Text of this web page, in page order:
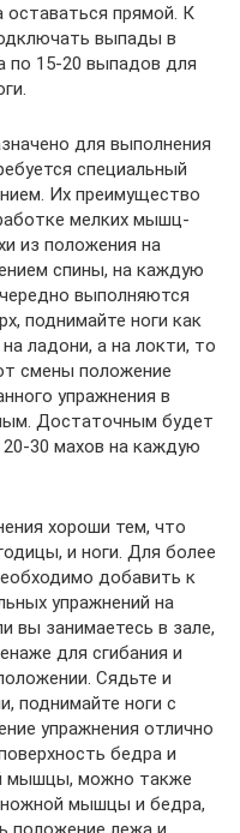
оставаться прямой. К
выпады в
по 15-20 выпадов для
для выполнения
специальный
Их преимущество
мелких мышц-
из положения на
спины, на каждую
выполняются
поднимайте ноги как
ладони, а на локти, то
смены положение
упражнения в
Достаточным будет
30 махов на каждую
хороши тем, что
и ноги. Для более
добавить к
упражнений на
вы занимаетесь в зале,
для сгибания и
Сядьте и
поднимайте ноги с
упражнения отлично
бедра и
мышцы, можно также
мышцы и бедра,